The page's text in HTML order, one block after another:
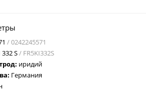
/ 0242245571
332 S/ FR5KI332S
иридий
Германия